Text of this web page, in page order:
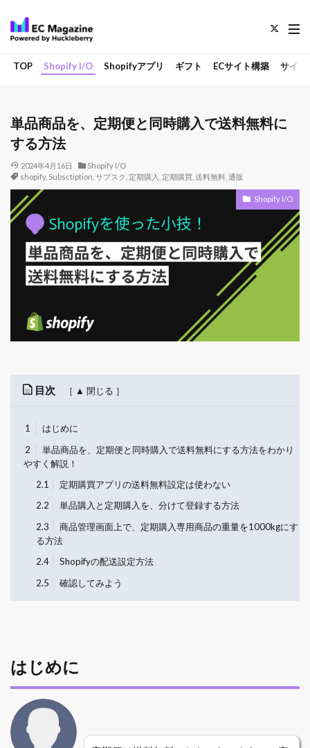
TOP Shopify I/O Shopifyアプリ ギフト ECサイト構築 サイト
単品商品を、定期便と同時購入で送料無料に
する方法
2024年4月16日
Shopify I/O
shopify, Subsctiption サブスク 定期購入 定期購買 送料無料, 通販
Shopify I/O
目次
1
はじめに
2
単品商品を、定期便と同時購入で送料無料にする方法をわかり
やすく解説！
2.1
定期購買アプリの送料無料設定は使わない
2.2
単品購入と定期購入を、分けて登録する方法
2.3
商品管理画面上で、定期購入専用商品の重量を1000kgにす
る方法
2.4
Shopifyの配送設定方法
2.5
確認してみよう
はじめに